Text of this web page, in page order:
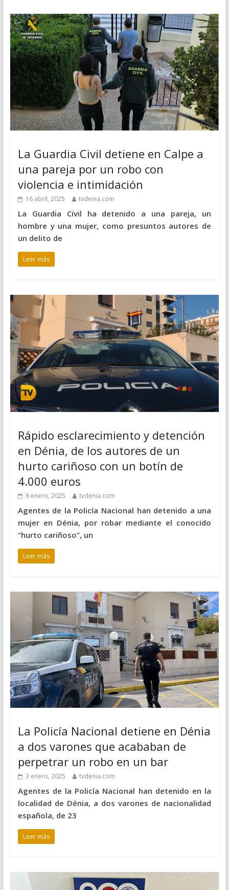
La Guardia Civil detiene en Calpe a
una pareja por un robo con
violencia e intimidación
16 abril, 2025 tvdenia.com
La Guardia Civil ha detenido a una pareja, un
hombre y una mujer, como presuntos autores de
un delito de
Leer más
Rápido esclarecimiento y detención
en Dénia, de los autores de un
hurto cariñoso con un botín de
4.000 euros
6 enero, 2025 tvdenia.com
Agentes de la Policía Nacional han detenido a una
mujer en Dénia, por robar mediante el conocido
“hurto cariñoso”, un
Leer más
La Policía Nacional detiene en Dénia
a dos varones que acababan de
perpetrar un robo en un bar
3 enero, 2025 tvdenia.com
Agentes de la Policía Nacional han detenido en la
localidad de Dénia, a dos varones de nacionalidad
española, de 23
Leer más